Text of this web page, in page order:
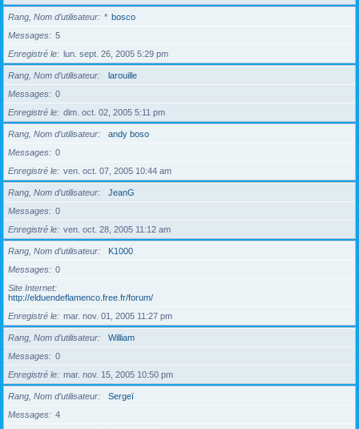
Rang, Nom d’utilisateur * bosco
Messages
5
Enregistré le
lun. sept. 26, 2005 5:29 pm
Rang, Nom d’utilisateur
larouille
Messages
0
Enregistré le
dim. oct. 02, 2005 5:11 pm
Rang, Nom d’utilisateur
andy boso
Messages
0
Enregistré le
ven. oct. 07, 2005 10:44 am
Rang, Nom d’utilisateur
JeanG
Messages
0
Enregistré le
ven. oct. 28, 2005 11:12 am
Rang, Nom d’utilisateur
K1000
Messages
0
Site Internet
http://elduendeflamenco.free.fr/forum/
Enregistré le
mar. nov. 01, 2005 11:27 pm
Rang, Nom d’utilisateur
William
Messages
0
Enregistré le
mar. nov. 15, 2005 10:50 pm
Rang, Nom d’utilisateur
Sergeï
Messages
4